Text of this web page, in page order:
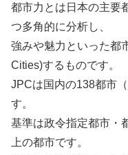
都市力とは日本の主要
つ多角的に分析し、
強みや魅力といった都
Cities)するものです。
JPCは国内の138都市
す。
基準は政令指定都市・
上の都市です。